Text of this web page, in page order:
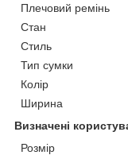
Плечовий ремінь
Стан
Стиль
Тип сумки
Колір
Ширина
Визначені
Розмір